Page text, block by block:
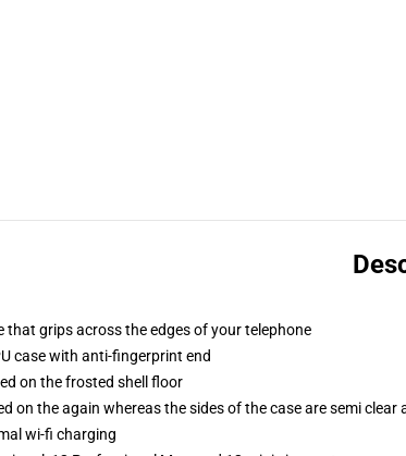
that grips across the edges of your telephone
case with anti-fingerprint end
on the frosted shell floor
on the again whereas the sides of the case are semi
wi-fi charging